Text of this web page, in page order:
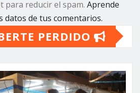
para reducir el spam. Aprende
datos de tus comentarios.
PERDIDO